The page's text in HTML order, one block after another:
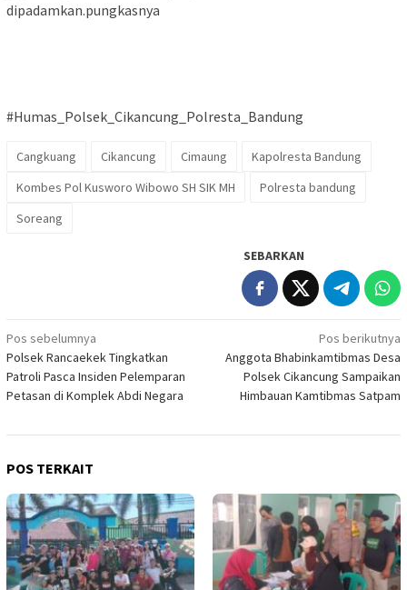
dipadamkan.pungkasnya
#Humas_Polsek_Cikancung_Polresta_Bandung
Cangkuang Cikancung Cimaung
Kapolresta Bandung
Kombes Pol Kusworo Wibowo SH SIK MH
Polresta bandung
Soreang
SEBARKAN
Navigasi
pos
Pos sebelumnya
Polsek Rancaekek Tingkatkan
Patroli Pasca Insiden Pelemparan
Petasan di Komplek Abdi Negara
Pos berikutnya
Anggota Bhabinkamtibmas Desa
Polsek Cikancung Sampaikan
Himbauan Kamtibmas Satpam
POS TERKAIT